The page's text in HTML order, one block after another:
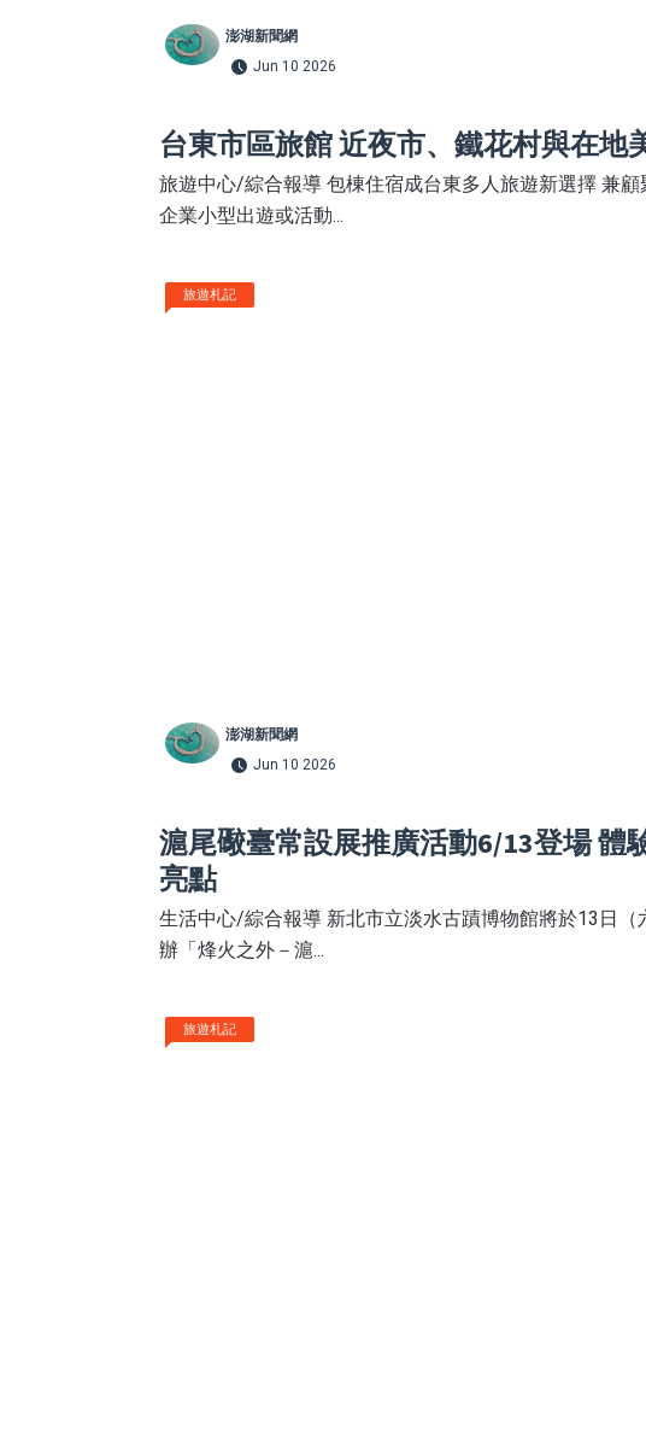
澎湖新聞網
Jun 10 2026
台東市區旅館 近夜市、鐵花村與在地
旅遊中心/綜合報導 包棟住宿成台東多人旅遊新選擇 兼顧
企業小型出遊或活動...
旅遊札記
澎湖新聞網
Jun 10 2026
滬尾礮臺常設展推廣活動6/13登場 體
亮點
生活中心/綜合報導 新北市立淡水古蹟博物館將於13日
辦「烽火之外－滬...
旅遊札記